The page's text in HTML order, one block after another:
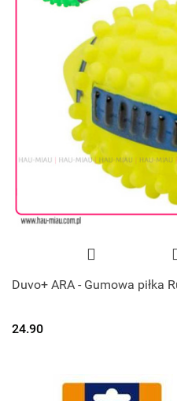
Duvo+ ARA - Gumowa piłka
24.90